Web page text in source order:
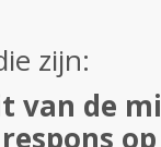
zijn:
van de